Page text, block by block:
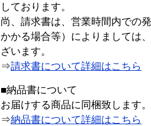
しております。
尚、請求書は、営業時間内での
かかる場合等）によりましては
ざいます。
⇒請求書について詳細はこちら
■納品書について
お届けする商品に同梱致します。
⇒納品書について詳細はこちら